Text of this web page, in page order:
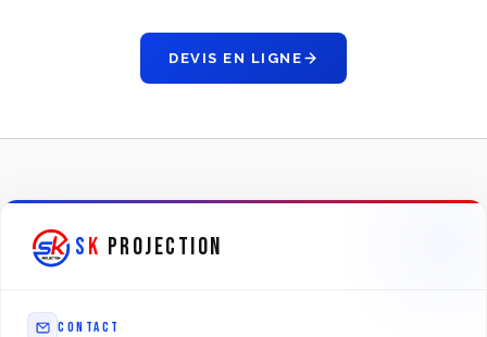
DEVIS EN LIGNE
SK PROJECTION
CONTACT